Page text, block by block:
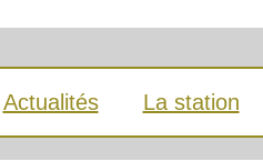
Actualités La station